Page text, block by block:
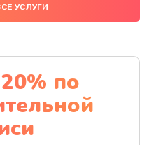
моста
пыли
УСЛУГИ
по